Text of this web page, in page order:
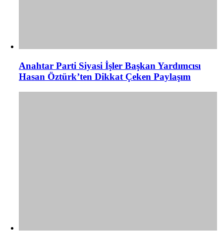
Anahtar Parti Siyasi İşler Başkan Yardımcısı
Hasan Öztürk’ten Dikkat Çeken Paylaşım